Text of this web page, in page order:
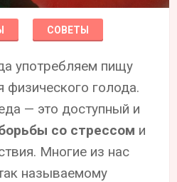
СОВЕТЫ
употребляем пищу
физического голода.
— это доступный и
со стрессом и
Многие из нас
называемому